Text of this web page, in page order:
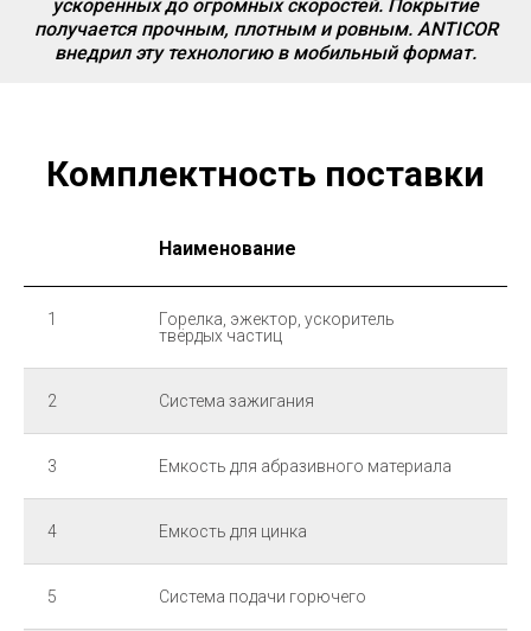
ускоренных до огромных скоростей. Покрытие
получается прочным, плотным и ровным. ANTICOR
внедрил эту технологию в мобильный формат.
Комплектность поставки
Наименование
1
Горелка, эжектор, ускоритель
твёрдых частиц
2 Система зажигания
3 Емкость для абразивного материала
4 Емкость для цинка
5 Система подачи горючего